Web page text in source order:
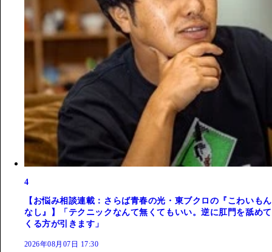
4
【お悩み相談連載：さらば青春の光・東ブクロの『こわいもん
なし』】「テクニックなんて無くてもいい。逆に肛門を舐めて
くる方が引きます」
2026年08月07日 17:30